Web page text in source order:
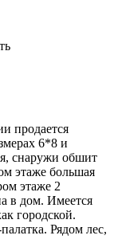
продается
6*8 и
снаружи обшит
этаже большая
этаже 2
в дом. Имеется
городской.
Рядом лес,